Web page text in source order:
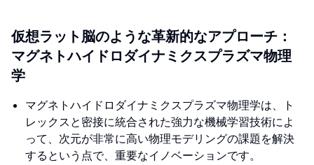
仮想ラット脳のような革新的なアプローチ：
マグネトハイドロダイナミクスプラズマ物理
学
マグネトハイドロダイナミクスプラズマ物理学は、ト
レックスと密接に統合された強力な機械学習技術によ
って、次元が非常に高い物理モデリングの課題を解決
するという点で、重要なイノベーションです。